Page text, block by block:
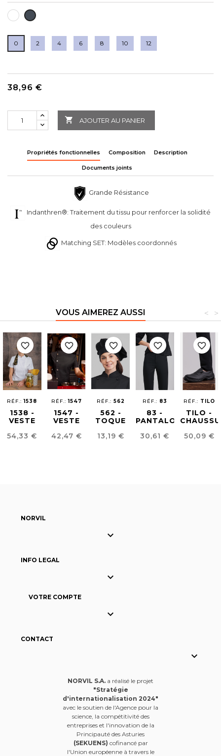
BLANCNOIR
0 2 4 6 8 10 12
38,96 €
 AJOUTER AU PANIER
Propriétés fonctionnelles Composition Description
Documents joints
Grande Résistance
Indanthren®: Traitement du tissu pour renforcer la solidité
des couleurs
Matching SET: Modèles coordonnés
VOUS AIMEREZ AUSSI >
<
RÉF.:1538
1538 -
VESTE
ÉCOLOGIQUE
Prix
54,33 €
favorite_border
RÉF.:1547
1547 -
VESTE
SHOW
Prix
42,47 €
favorite_border
RÉF.: 562
562 -
TOQUE
CUISINIER
Prix
13,19 €
favorite_border
RÉF.: 83
83 -
PANTALON
UNISEX
Prix
30,61 €
favorite_border
RÉF.: TILO
TILO -
UNISEX
Prix
50,09 €
favorite_border
NORVIL

INFO LEGAL

VOTRE COMPTE

CONTACT

NORVIL S.A. a réalisé le projet
"Stratégie
d'internationalisation 2024"
avec le soutien de l'Agence pour la
science, la compétitivité des
entreprises et l'innovation de la
Principauté des Asturies
(SEKUENS) cofinancé par
l'Union européenne à travers le